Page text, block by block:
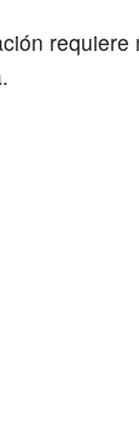
requiere